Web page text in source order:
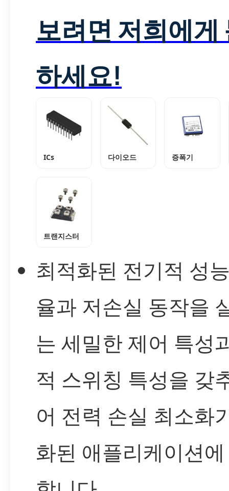
보려면 저희에게
하세요!
ICs 다이오드 증폭기
트랜지스터
최적화된 전기적 성
율과 저손실 동작을
는 세밀한 제어 특성
적 스위칭 특성을 갖
어 전력 손실 최소화
화된 애플리케이션